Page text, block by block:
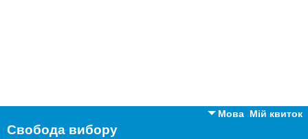
Мій квиток
Мова
Свобода вибору